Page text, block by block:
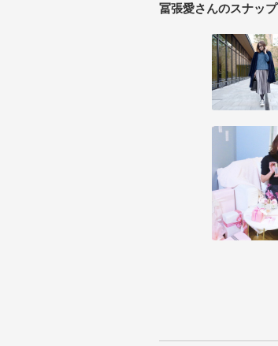
冨張愛さんのスナップ